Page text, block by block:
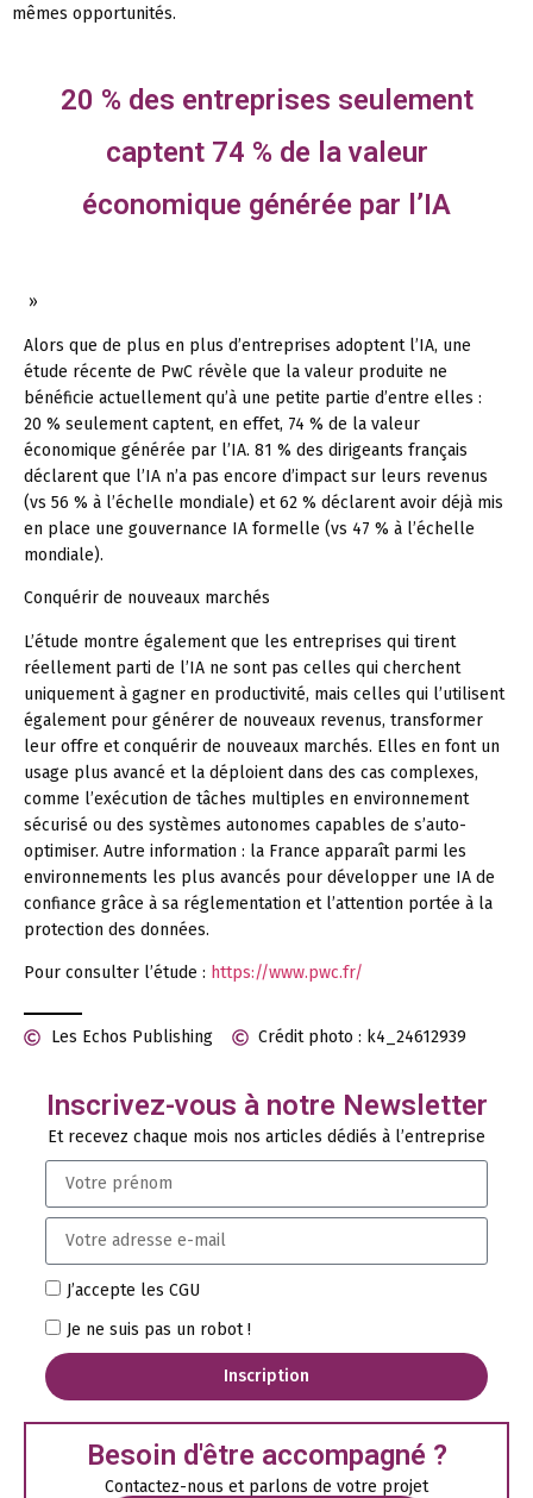
mêmes opportunités.
20 % des entreprises seulement
captent 74 % de la valeur
économique générée par l’IA
»
Alors que de plus en plus d’entreprises adoptent l’IA, une
étude récente de PwC révèle que la valeur produite ne
bénéficie actuellement qu’à une petite partie d’entre elles :
20 % seulement captent, en effet, 74 % de la valeur
économique générée par l’IA. 81 % des dirigeants français
déclarent que l’IA n’a pas encore d’impact sur leurs revenus
(vs 56 % à l’échelle mondiale) et 62 % déclarent avoir déjà mis
en place une gouvernance IA formelle (vs 47 % à l’échelle
mondiale).
Conquérir de nouveaux marchés
L’étude montre également que les entreprises qui tirent
réellement parti de l’IA ne sont pas celles qui cherchent
uniquement à gagner en productivité, mais celles qui l’utilisent
également pour générer de nouveaux revenus, transformer
leur offre et conquérir de nouveaux marchés. Elles en font un
usage plus avancé et la déploient dans des cas complexes,
comme l’exécution de tâches multiples en environnement
sécurisé ou des systèmes autonomes capables de s’auto-
optimiser. Autre information : la France apparaît parmi les
environnements les plus avancés pour développer une IA de
confiance grâce à sa réglementation et l’attention portée à la
protection des données.
Pour consulter l’étude : https://www.pwc.fr/
Les Echos Publishing Crédit photo : k4_24612939
Inscrivez-vous à notre Newsletter
Et recevez chaque mois nos articles dédiés à l’entreprise
J’accepte les CGU
Je ne suis pas un robot !
Inscription
Besoin d'être accompagné ?
Contactez-nous et parlons de votre projet